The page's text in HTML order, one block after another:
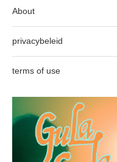
About
privacybeleid
terms of use